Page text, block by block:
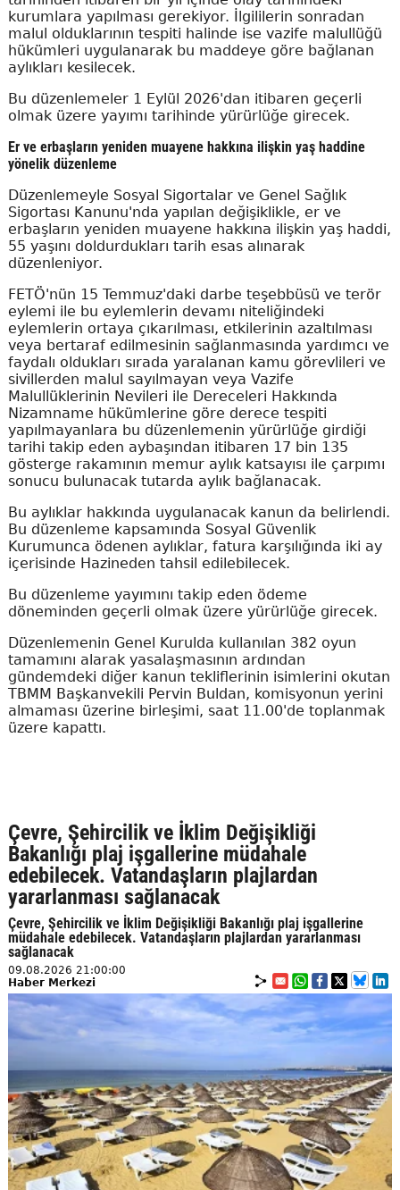
kurumlara yapılması gerekiyor. İlgililerin sonradan
malul olduklarının tespiti halinde ise vazife malullüğü
hükümleri uygulanarak bu maddeye göre bağlanan
aylıkları kesilecek.
Bu düzenlemeler 1 Eylül 2026'dan itibaren geçerli
olmak üzere yayımı tarihinde yürürlüğe girecek.
Er ve erbaşların yeniden muayene hakkına ilişkin yaş haddine
yönelik düzenleme
Düzenlemeyle Sosyal Sigortalar ve Genel Sağlık
Sigortası Kanunu'nda yapılan değişiklikle, er ve
erbaşların yeniden muayene hakkına ilişkin yaş haddi,
55 yaşını doldurdukları tarih esas alınarak
düzenleniyor.
FETÖ'nün 15 Temmuz'daki darbe teşebbüsü ve terör
eylemi ile bu eylemlerin devamı niteliğindeki
eylemlerin ortaya çıkarılması, etkilerinin azaltılması
veya bertaraf edilmesinin sağlanmasında yardımcı ve
faydalı oldukları sırada yaralanan kamu görevlileri ve
sivillerden malul sayılmayan veya Vazife
Malullüklerinin Nevileri ile Dereceleri Hakkında
Nizamname hükümlerine göre derece tespiti
yapılmayanlara bu düzenlemenin yürürlüğe girdiği
tarihi takip eden aybaşından itibaren 17 bin 135
gösterge rakamının memur aylık katsayısı ile çarpımı
sonucu bulunacak tutarda aylık bağlanacak.
Bu aylıklar hakkında uygulanacak kanun da belirlendi.
Bu düzenleme kapsamında Sosyal Güvenlik
Kurumunca ödenen aylıklar, fatura karşılığında iki ay
içerisinde Hazineden tahsil edilebilecek.
Bu düzenleme yayımını takip eden ödeme
döneminden geçerli olmak üzere yürürlüğe girecek.
Düzenlemenin Genel Kurulda kullanılan 382 oyun
tamamını alarak yasalaşmasının ardından
gündemdeki diğer kanun tekliflerinin isimlerini okutan
TBMM Başkanvekili Pervin Buldan, komisyonun yerini
almaması üzerine birleşimi, saat 11.00'de toplanmak
üzere kapattı.
Çevre, Şehircilik ve İklim Değişikliği
Bakanlığı plaj işgallerine müdahale
edebilecek. Vatandaşların plajlardan
yararlanması sağlanacak
Çevre, Şehircilik ve İklim Değişikliği Bakanlığı plaj işgallerine
müdahale edebilecek. Vatandaşların plajlardan yararlanması
sağlanacak
09.08.2026 21:00:00
Haber Merkezi